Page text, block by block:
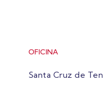
OFICINA
Santa Cruz de